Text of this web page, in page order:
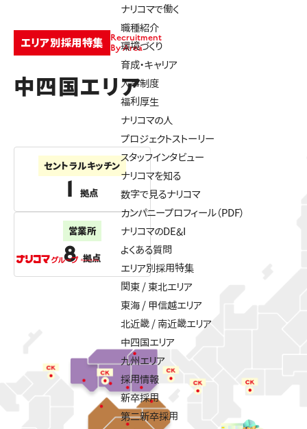
ナリコマで働く
職種紹介
環境づくり
育成・キャリア
人事制度
福利厚生
ナリコマの人
プロジェクトストーリー
スタッフインタビュー
ナリコマを知る
数字で見るナリコマ
カンパニープロフィール（PDF）
ナリコマのDE&I
よくある質問
エリア別採用特集
関東 / 東北エリア
東海 / 甲信越エリア
北近畿 / 南近畿エリア
中四国エリア
九州エリア
採用情報
新卒採用
第二新卒採用
エリア別採用特集
Recruitment
By Area
中四国エリア
セントラルキッチン
1 拠点
営業所
8 拠点